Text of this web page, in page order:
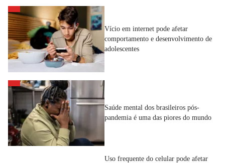
Vício em internet pode afetar
comportamento e desenvolvimento de
adolescentes
Saúde mental dos brasileiros pós-
pandemia é uma das piores do mundo
Uso frequente do celular pode afetar